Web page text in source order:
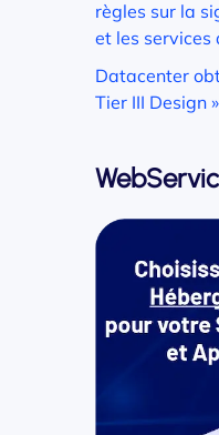
règles sur la
et les services
Datacenter
Tier III Design »